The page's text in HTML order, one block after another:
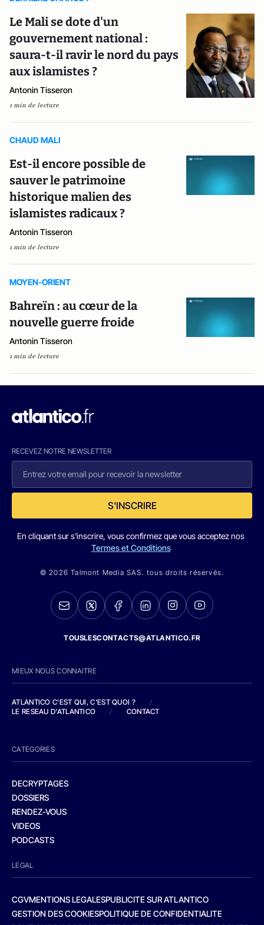
Le Mali se dote d'un
gouvernement national :
saura-t-il ravir le nord du pays
aux islamistes ?
Antonin Tisseron
1 min de lecture
CHAUD MALI
Est-il encore possible de
sauver le patrimoine
historique malien des
islamistes radicaux ?
Antonin Tisseron
1 min de lecture
MOYEN-ORIENT
Bahreïn : au cœur de la
nouvelle guerre froide
Antonin Tisseron
1 min de lecture
RECEVEZ NOTRE NEWSLETTER
S'INSCRIRE
En cliquant sur s'inscrire, vous confirmez que vous acceptez nos
Termes et Conditions
© 2026 Talmont Media SAS. tous droits réservés.
TOUSLESCONTACTS@ATLANTICO.FR
MIEUX NOUS CONNAITRE
ATLANTICO C'EST QUI, C'EST QUOI ?
/
LE RESEAU D'ATLANTICO
/ CONTACT
CATEGORIES
DECRYPTAGES
DOSSIERS
RENDEZ-VOUS
VIDEOS
PODCASTS
LEGAL
CGVMENTIONS LEGALESPUBLICITE SUR ATLANTICO
GESTION DES COOKIESPOLITIQUE DE CONFIDENTIALITE